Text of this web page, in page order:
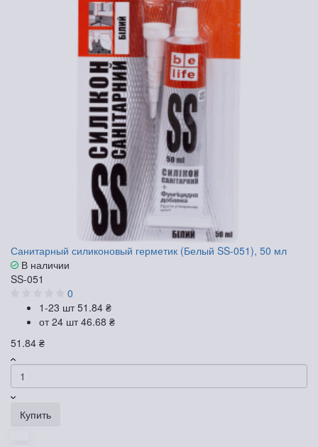
Санитарный силиконовый герметик (Белый SS-051), 50 мл
В наличии
SS-051
0
1-23 шт51.84 ₴
от 24 шт46.68 ₴
51.84 ₴
Купить